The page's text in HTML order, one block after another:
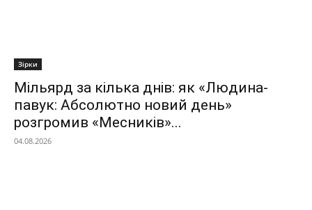
Зірки
Мільярд за кілька днів: як «Людина-
павук: Абсолютно новий день»
розгромив «Месників»...
04.08.2026